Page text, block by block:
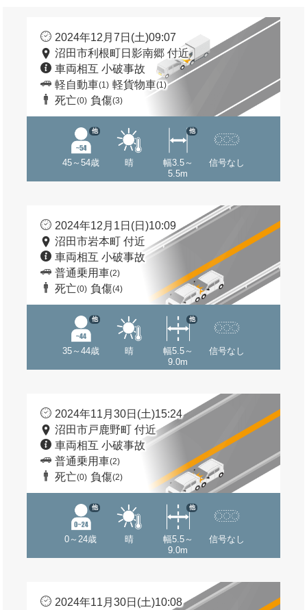
2024年12月7日(土)09:07
沼田市利根町日影南郷 付近
車両相互 小破事故
軽自動車(1) 軽貨物車(1)
死亡(0) 負傷(3)
45～54歳
他
晴
幅3.5～
5.5m
他
信号なし
2024年12月1日(日)10:09
沼田市岩本町 付近
車両相互 小破事故
普通乗用車(2)
死亡(0) 負傷(4)
35～44歳
他
晴
幅5.5～
9.0m
他
信号なし
2024年11月30日(土)15:24
沼田市戸鹿野町 付近
車両相互 小破事故
普通乗用車(2)
死亡(0) 負傷(2)
0～24歳
他
晴
幅5.5～
9.0m
他
信号なし
2024年11月30日(土)10:08